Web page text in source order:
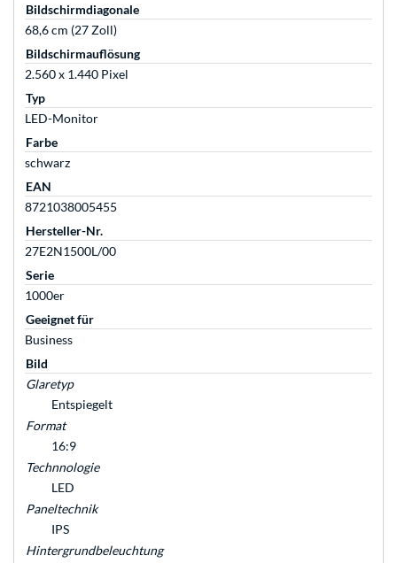
Bildschirmdiagonale
68,6 cm (27 Zoll)
Bildschirmauflösung
2.560 x 1.440 Pixel
Typ
LED-Monitor
Farbe
schwarz
EAN
8721038005455
Hersteller-Nr.
27E2N1500L/00
Serie
1000er
Geeignet für
Business
Bild
Glaretyp
Entspiegelt
Format
16:9
Technnologie
LED
Paneltechnik
IPS
Hintergrundbeleuchtung